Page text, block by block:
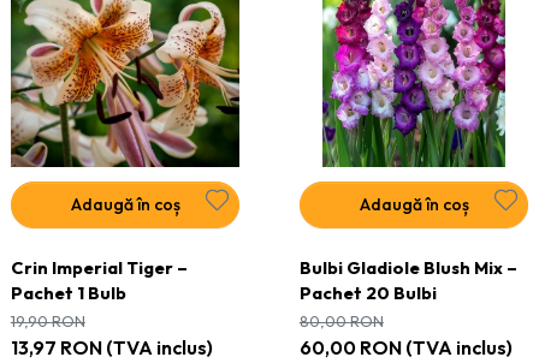
Adaugă în coș
Crin Imperial Tiger –
Pachet 1 Bulb
13,97 RON(TVA inclus)
19,90RON
Adaugă în coș
Bulbi Gladiole Blush Mix –
Pachet 20 Bulbi
60,00 RON(TVA inclus)
80,00RON